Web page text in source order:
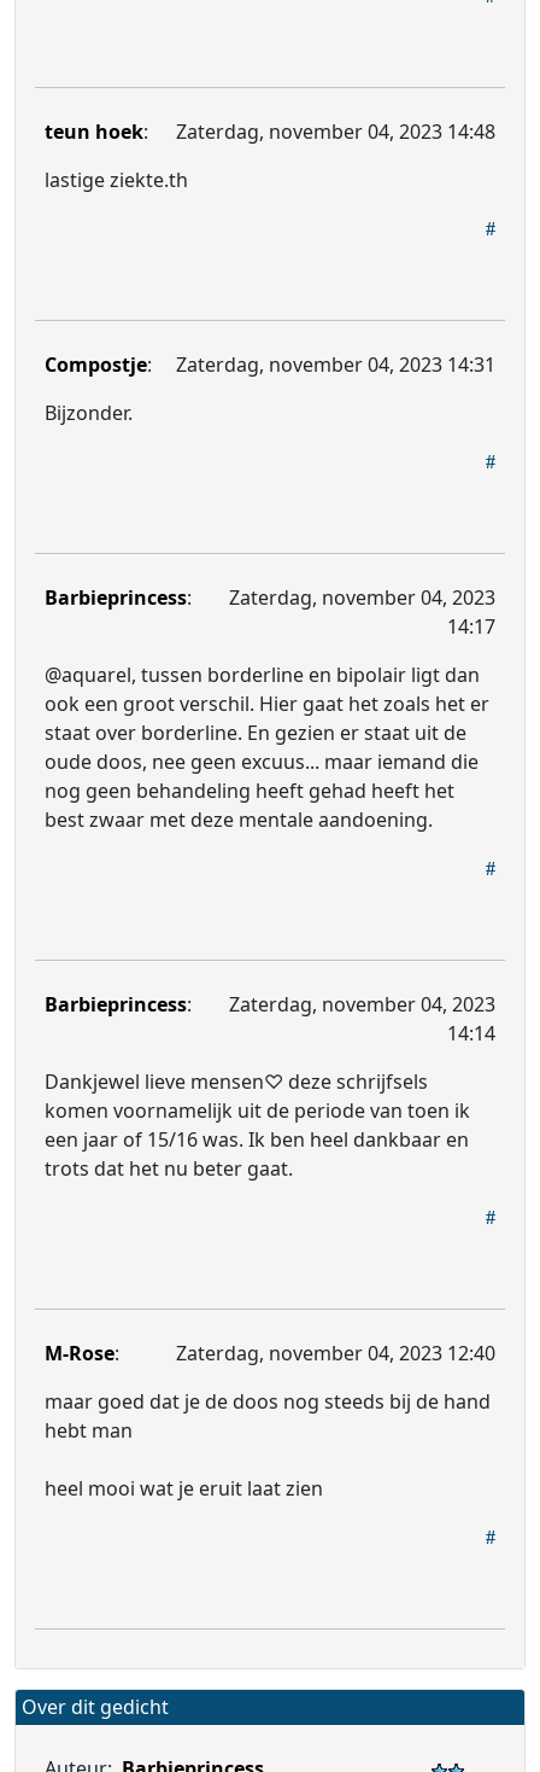
teun hoek:
Zaterdag, november 04, 2023 14:48
lastige ziekte.th
Compostje:
Zaterdag, november 04, 2023 14:31
Bijzonder.
Barbieprincess:
Zaterdag, november 04, 2023
14:17
@aquarel, tussen borderline en bipolair ligt dan
ook een groot verschil. Hier gaat het zoals het er
staat over borderline. En gezien er staat uit de
oude doos, nee geen excuus... maar iemand die
nog geen behandeling heeft gehad heeft het
best zwaar met deze mentale aandoening.
Barbieprincess:
Zaterdag, november 04, 2023
14:14
Dankjewel lieve mensen♡ deze schrijfsels
komen voornamelijk uit de periode van toen ik
een jaar of 15/16 was. Ik ben heel dankbaar en
trots dat het nu beter gaat.
M-Rose:
Zaterdag, november 04, 2023 12:40
maar goed dat je de doos nog steeds bij de hand
hebt man
heel mooi wat je eruit laat zien
Over dit gedicht